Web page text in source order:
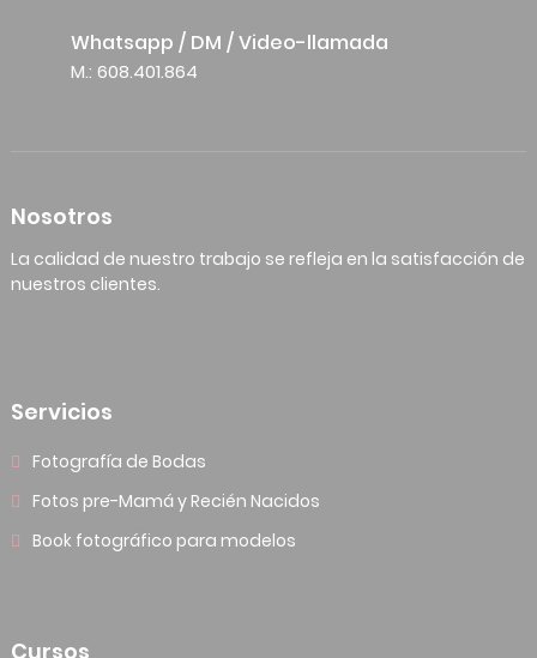
Whatsapp / DM / Video-llamada
M.: 608.401.864
Nosotros
La calidad de nuestro trabajo se refleja en la satisfacción de
nuestros clientes.
Servicios
Fotografía de Bodas
Fotos pre-Mamá y Recién Nacidos
Book fotográfico para modelos
Cursos